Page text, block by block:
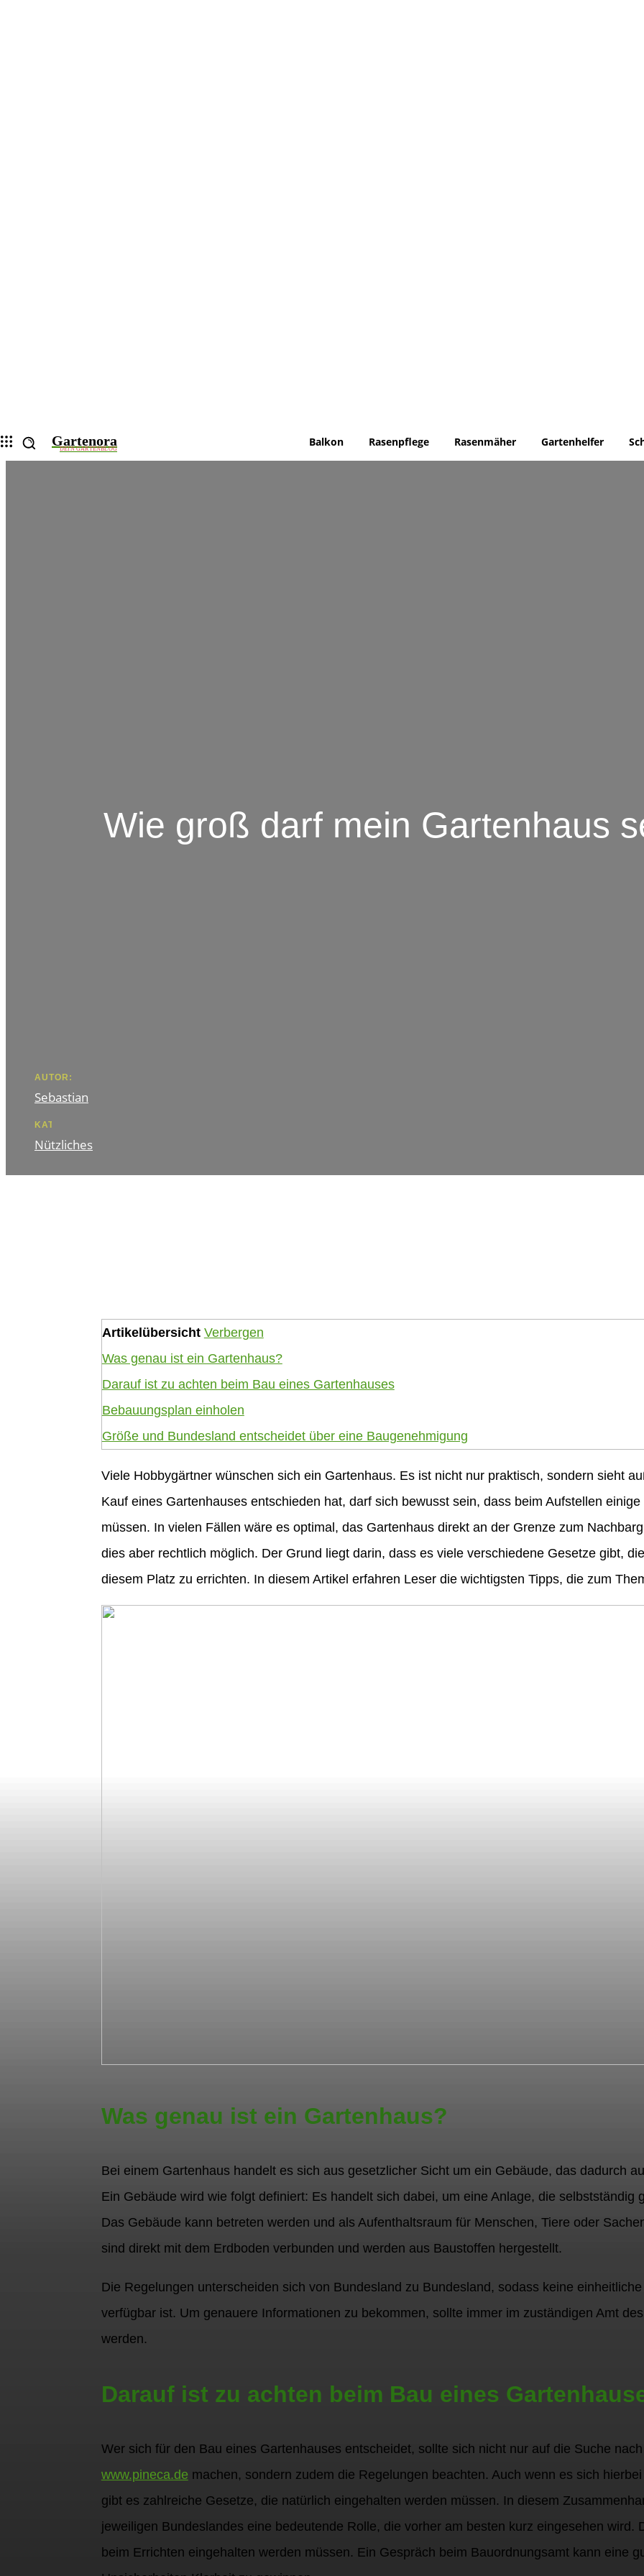
Gartenora
DEIN GARTENBLOG
Balkon Rasenpflege Rasenmäher Gartenhelfer
Wie groß darf mein Gartenhaus
AUTOR:
Sebastian
KATEGORIE
Nützliches
Artikelübersicht Verbergen
Was genau ist ein Gartenhaus?
Darauf ist zu achten beim Bau eines Gartenhauses
Bebauungsplan einholen
Größe und Bundesland entscheidet über eine Baugenehmigung
Viele Hobbygärtner wünschen sich ein Gartenhaus. Es ist nicht nur praktisch, sondern sieht
Kauf eines Gartenhauses entschieden hat, darf sich bewusst sein, dass beim Aufstellen
müssen. In vielen Fällen wäre es optimal, das Gartenhaus direkt an der Grenze zum
dies aber rechtlich möglich. Der Grund liegt darin, dass es viele verschiedene Gesetze gibt,
diesem Platz zu errichten. In diesem Artikel erfahren Leser die wichtigsten Tipps, die zum
Was genau ist ein Gartenhaus?
Bei einem Gartenhaus handelt es sich aus gesetzlicher Sicht um ein Gebäude, das dadurch
Ein Gebäude wird wie folgt definiert: Es handelt sich dabei, um eine Anlage, die selbstständig
Das Gebäude kann betreten werden und als Aufenthaltsraum für Menschen, Tiere oder
sind direkt mit dem Erdboden verbunden und werden aus Baustoffen hergestellt.
Die Regelungen unterscheiden sich von Bundesland zu Bundesland, sodass keine
verfügbar ist. Um genauere Informationen zu bekommen, sollte immer im zuständigen Amt
werden.
Darauf ist zu achten beim Bau eines
Wer sich für den Bau eines Gartenhauses entscheidet, sollte sich nicht nur auf die Suche
www.pineca.de machen, sondern zudem die Regelungen beachten. Auch wenn es sich
gibt es zahlreiche Gesetze, die natürlich eingehalten werden müssen. In diesem
jeweiligen Bundeslandes eine bedeutende Rolle, die vorher am besten kurz eingesehen wird.
beim Errichten eingehalten werden müssen. Ein Gespräch beim Bauordnungsamt kann eine